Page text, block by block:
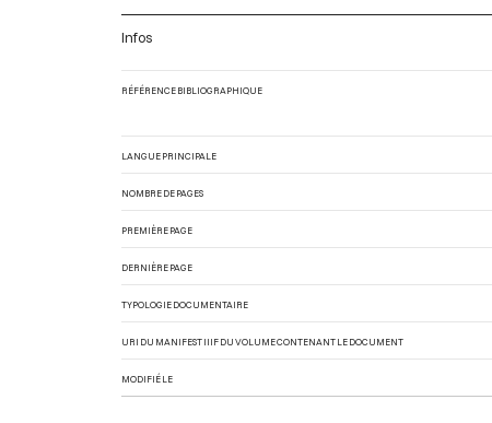
Infos
RÉFÉRENCE BIBLIOGRAPHIQUE
LANGUE PRINCIPALE
NOMBRE DE PAGES
PREMIÈRE PAGE
DERNIÈRE PAGE
TYPOLOGIE DOCUMENTAIRE
URI DU MANIFEST IIIF DU VOLUME CONTENANT LE DOCUMENT
MODIFIÉ LE